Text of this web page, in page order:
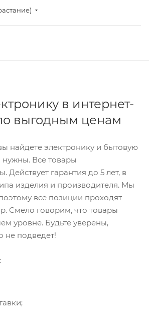
в интернет-
выгодным ценам
найдете электронику и бытовую
нужны. Все товары
Действует гарантия до 5 лет, в
изделия и производителя. Мы
все позиции проходят
Смело говорим, что товары
уровне. Будьте уверены,
не подведет!